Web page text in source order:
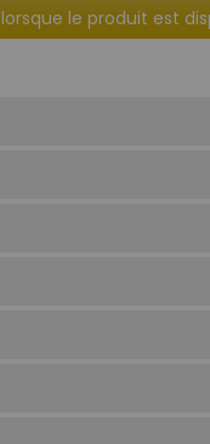
le produit est